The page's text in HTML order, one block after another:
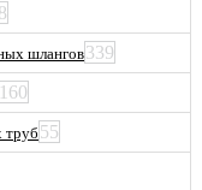
шлангов339
160
труб 55